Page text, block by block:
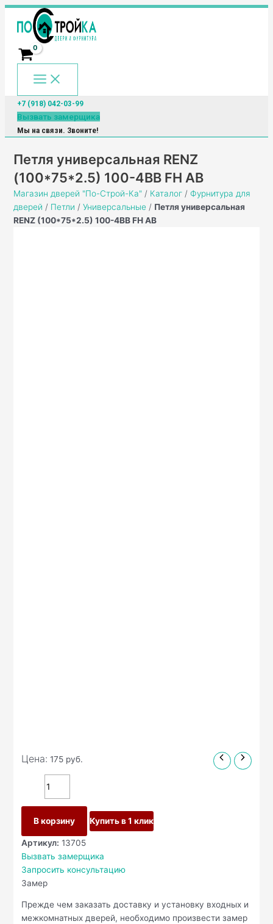
Перейти
содержимому
Main
Menu
+7 (918) 042-03-99
Вызвать замерщика
Мы на связи. Звоните!
Петля универсальная RENZ
(100*75*2.5) 100-4BB FH AB
Магазин дверей "По-Строй-Ка"/ Каталог/ Фурнитура для
дверей / Петли / Универсальные / Петля универсальная
RENZ (100*75*2.5) 100-4BB FH AB
Цена: 175 руб.
Количество
товара
Петля
универсальная
RENZ
(100*75*2.5)
100-
4BB
FH
AB
В корзину Купить в 1 клик
Артикул: 13705
Вызвать замерщика
Запросить консультацию
Замер
Прежде чем заказать доставку и установку входных и
межкомнатных дверей, необходимо произвести замер